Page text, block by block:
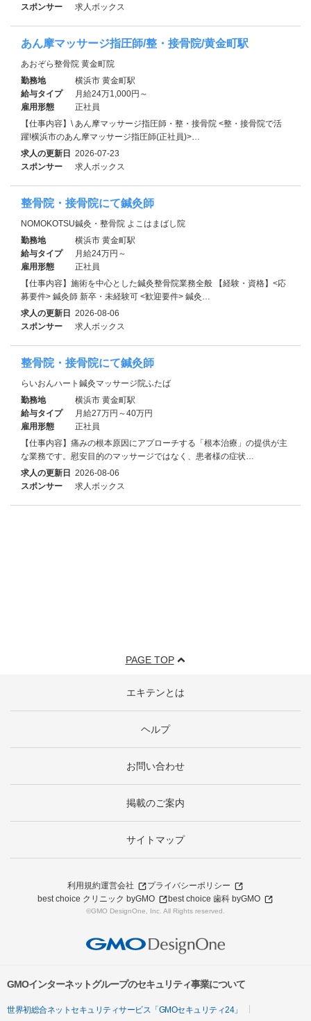
スポンサー
求人ボックス
あん摩マッサージ指圧師/整・接骨院/黄金町駅
あおぞら整骨院 黄金町院
勤務地
横浜市 黄金町駅
給与タイプ
月給24万1,000円～
雇用形態
正社員
【仕事内容】\ あん摩マッサージ指圧師・整・接骨院 <整・接骨院で活
躍!横浜市のあん摩マッサージ指圧師(正社員)>…
求人の更新日 2026-07-23
スポンサー
求人ボックス
整骨院・接骨院にて鍼灸師
NOMOKOTSU鍼灸・整骨院 よこはまばし院
勤務地
横浜市 黄金町駅
給与タイプ
月給24万円～
雇用形態
正社員
【仕事内容】施術を中心とした鍼灸整骨院業務全般 【経験・資格】<応
募要件> 鍼灸師 新卒・未経験可 <歓迎要件> 鍼灸…
求人の更新日 2026-08-06
スポンサー
求人ボックス
整骨院・接骨院にて鍼灸師
らいおんハート鍼灸マッサージ院ふたば
勤務地
横浜市 黄金町駅
給与タイプ
月給27万円～40万円
雇用形態
正社員
【仕事内容】痛みの根本原因にアプローチする「根本治療」の提供が主
な業務です。慰安目的のマッサージではなく、患者様の症状…
求人の更新日 2026-08-06
スポンサー
求人ボックス
PAGE TOP
エキテンとは
ヘルプ
お問い合わせ
掲載のご案内
サイトマップ
利用規約運営会社
プライバシーポリシー
best choice クリニック byGMO
best choice 歯科 byGMO
©GMO DesignOne, Inc. All Rights reserved.
GMOインターネットグループのセキュリティ事業について
世界初総合ネットセキュリティサービス「GMOセキュリティ24」